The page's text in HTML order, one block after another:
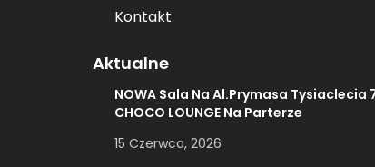
Kontakt
Aktualne
NOWA Sala Na Al.Prymasa Tysiaclecia
CHOCO LOUNGE Na Parterze
15 Czerwca, 2026